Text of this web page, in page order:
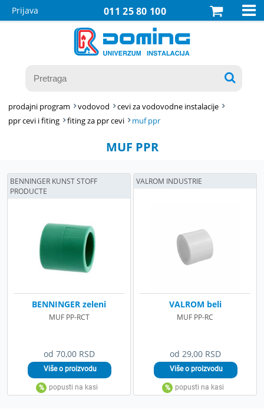
011 25 80 100
Prijava 

prodajni program vodovod
cevi za vodovodne instalacije
ppr cevi i fiting
fiting za ppr cevi muf ppr
MUF PPR
od 70,00 RSD
BENNINGER zeleni
MUF PP-RCT
BENNINGER KUNST STOFF
PRODUCTE
od 29,00 RSD
VALROM beli
MUF PP-RC
VALROM INDUSTRIE